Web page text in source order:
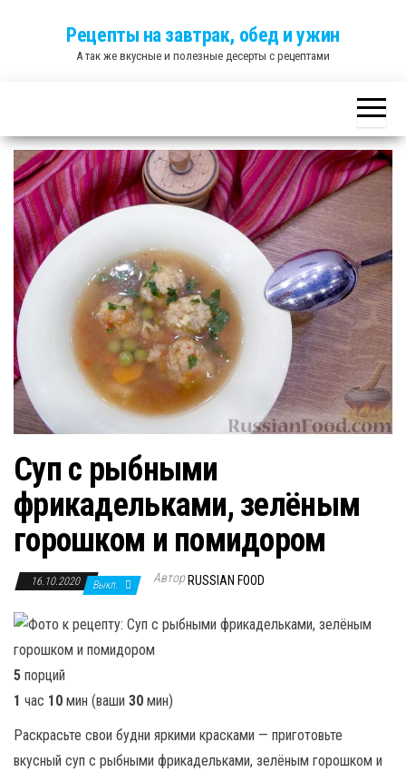
Рецепты на завтрак, обед и ужин
А так же вкусные и полезные десерты с рецептами
Суп с рыбными
фрикадельками, зелёным
горошком и помидором
16.10.2020 Выкл. Автор RUSSIAN FOOD
5 порций
1 час 10 мин (ваши 30 мин)
Раскрасьте свои будни яркими красками — приготовьте
вкусный суп с рыбными фрикадельками, зелёным горошком и